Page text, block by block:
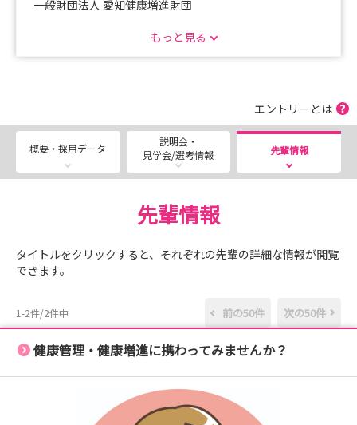
一般財団法人 愛知健康増進財団
～2027年卒業予定の皆さまへ～
2027年度卒業予定者を対象とした採用選考を開催中で
当センターでは、業界や仕事内容について理解を深めてい
実施しております。事前知識は必要ありませんので、「ま
また、少しでもご興味をお持ちいただけましたら、
もっと見る
エントリーとは
概要・採用データ
説明会・
見学会/選考情報
先輩情報
先輩情報
タイトルをクリックすると、それぞれの先輩の詳細な情報が閲覧
できます。
1-2件/2件中 前の50件 次の50件
健康管理・健康増進に携わってみませんか？